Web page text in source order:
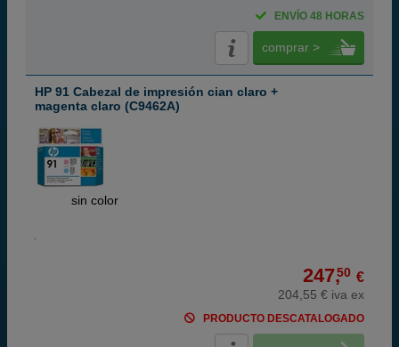
ENVÍO 48 HORAS
comprar >
HP 91 Cabezal de impresión cian claro +
magenta claro (C9462A)
sin color
247,50 €
204,55 € iva ex
PRODUCTO DESCATALOGADO